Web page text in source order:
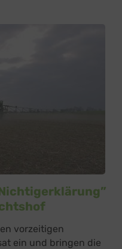
vorzeitigen
ein und bringen die